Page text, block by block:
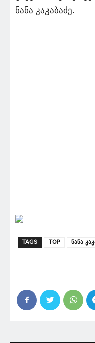
ნანა კაკაბაძე.
TAGS TOP ნანა